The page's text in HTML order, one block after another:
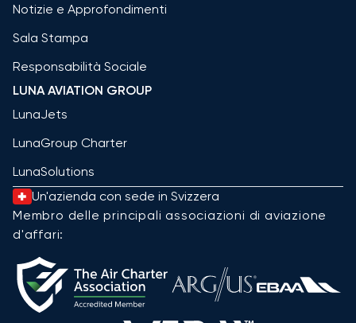
Notizie e Approfondimenti
Sala Stampa
Responsabilità Sociale
LUNA AVIATION GROUP
LunaJets
LunaGroup Charter
LunaSolutions
Un'azienda con sede in Svizzera
Membro delle principali associazioni di aviazione
d'affari: